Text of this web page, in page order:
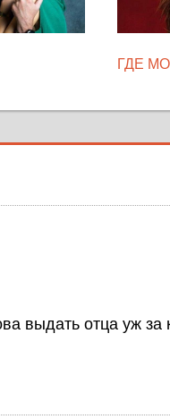
ГДЕ
выдать отца уж за